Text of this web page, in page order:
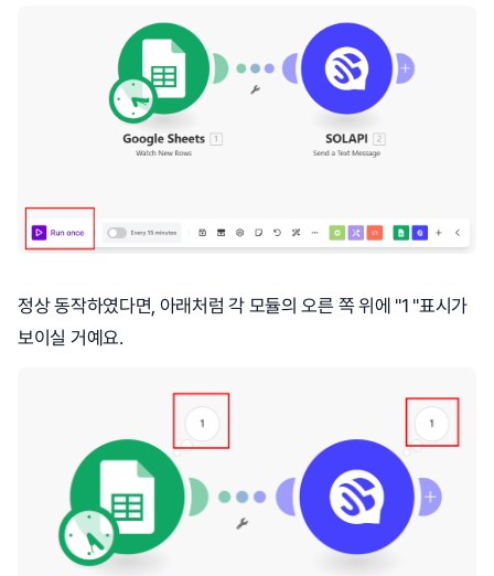
정상 동작하였다면, 아래처럼 각 모듈의 오른 쪽 위에 "1 "표시가
보이실 거예요.